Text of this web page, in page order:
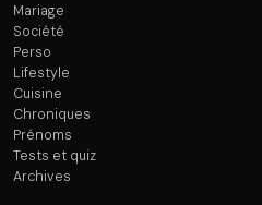
Mariage
Société
Perso
Lifestyle
Cuisine
Chroniques
Prénoms
Tests et quiz
Archives